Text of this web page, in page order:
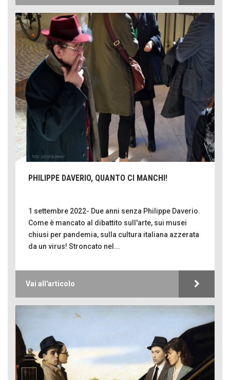
PHILIPPE DAVERIO, QUANTO CI MANCHI!
1 settembre 2022- Due anni senza Philippe Daverio.
Come è mancato al dibattito sull'arte, sui musei
chiusi per pandemia, sulla cultura italiana azzerata
da un virus! Stroncato nel...
Vai all'articolo